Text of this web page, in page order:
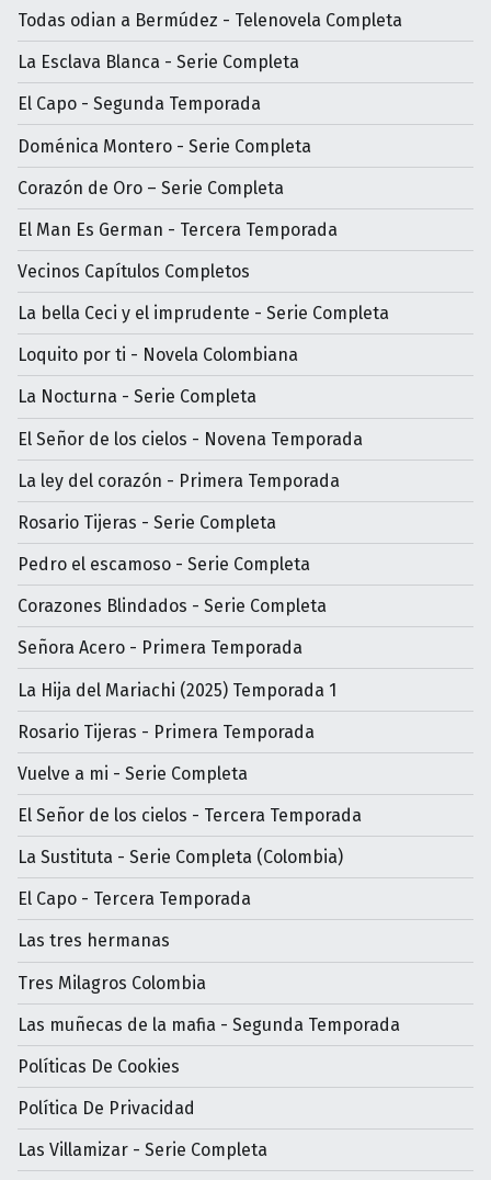
Todas odian a Bermúdez - Telenovela Completa
La Esclava Blanca - Serie Completa
El Capo - Segunda Temporada
Doménica Montero - Serie Completa
Corazón de Oro – Serie Completa
El Man Es German - Tercera Temporada
Vecinos Capítulos Completos
La bella Ceci y el imprudente - Serie Completa
Loquito por ti - Novela Colombiana
La Nocturna - Serie Completa
El Señor de los cielos - Novena Temporada
La ley del corazón - Primera Temporada
Rosario Tijeras - Serie Completa
Pedro el escamoso - Serie Completa
Corazones Blindados - Serie Completa
Señora Acero - Primera Temporada
La Hija del Mariachi (2025) Temporada 1
Rosario Tijeras - Primera Temporada
Vuelve a mi - Serie Completa
El Señor de los cielos - Tercera Temporada
La Sustituta - Serie Completa (Colombia)
El Capo - Tercera Temporada
Las tres hermanas
Tres Milagros Colombia
Las muñecas de la mafia - Segunda Temporada
Políticas De Cookies
Política De Privacidad
Las Villamizar - Serie Completa